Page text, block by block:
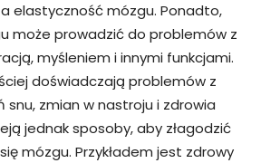
elastyczność mózgu. Ponadto,
może prowadzić do problemów z
myśleniem i innymi funkcjami.
doświadczają problemów z
snu, zmian w nastroju i zdrowia
jednak sposoby, aby złagodzić
mózgu. Przykładem jest zdrowy